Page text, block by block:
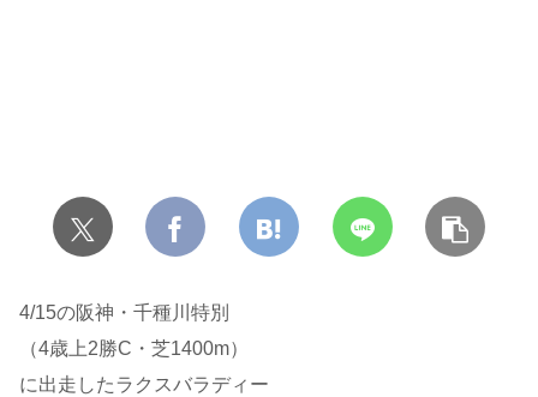
4/15の阪神・千種川特別
（4歳上2勝C・芝1400m）
に出走したラクスバラディー